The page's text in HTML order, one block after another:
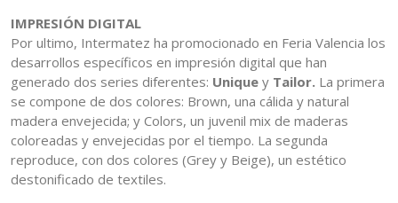
IMPRESIÓN DIGITAL
Por ultimo, Intermatez ha promocionado en Feria Valencia los
desarrollos específicos en impresión digital que han
generado dos series diferentes: Unique y Tailor. La primera
se compone de dos colores: Brown, una cálida y natural
madera envejecida; y Colors, un juvenil mix de maderas
coloreadas y envejecidas por el tiempo. La segunda
reproduce, con dos colores (Grey y Beige), un estético
destonificado de textiles.